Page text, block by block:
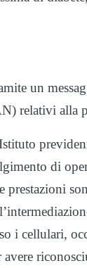
un
relativi alla
di
prestazioni
i cellulari,